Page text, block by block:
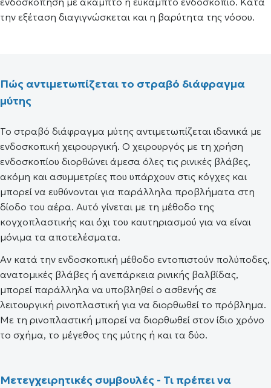
την εξέταση διαγιγνώσκεται και η βαρύτητα της νόσου.
Πώς αντιμετωπίζεται το στραβό διάφραγμα
μύτης
Το στραβό διάφραγμα μύτης αντιμετωπίζεται ιδανικά με
ενδοσκοπική χειρουργική. Ο χειρουργός με τη χρήση
ενδοσκοπίου διορθώνει άμεσα όλες τις ρινικές βλάβες,
ακόμη και ασυμμετρίες που υπάρχουν στις κόγχες και
μπορεί να ευθύνονται για παράλληλα προβλήματα στη
δίοδο του αέρα. Αυτό γίνεται με τη μέθοδο της
κογχοπλαστικής και όχι του καυτηριασμού για να είναι
μόνιμα τα αποτελέσματα.
Αν κατά την ενδοσκοπική μέθοδο εντοπιστούν πολύποδες,
ανατομικές βλάβες ή ανεπάρκεια ρινικής βαλβίδας,
μπορεί παράλληλα να υποβληθεί ο ασθενής σε
λειτουργική ρινοπλαστική για να διορθωθεί το πρόβλημα.
Με τη ρινοπλαστική μπορεί να διορθωθεί στον ίδιο χρόνο
το σχήμα, το μέγεθος της μύτης ή και τα δύο.
Μετεγχειρητικές συμβουλές - Τι πρέπει να